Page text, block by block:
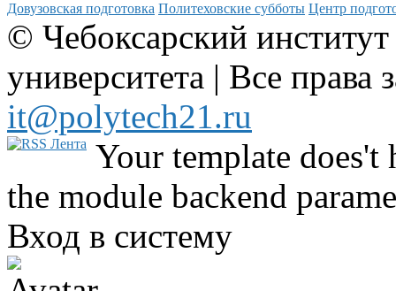
Довузовская подготовка Политеховские субботы Центр
© Чебоксарский
университета | Все
it@polytech21.ru
Your template
the module backend
Вход в систему